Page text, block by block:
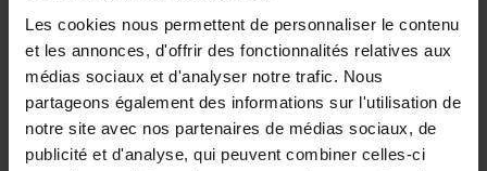
Les cookies nous permettent de personnaliser le contenu
et les annonces, d'offrir des fonctionnalités relatives aux
médias sociaux et d'analyser notre trafic. Nous
partageons également des informations sur l'utilisation de
notre site avec nos partenaires de médias sociaux, de
publicité et d'analyse, qui peuvent combiner celles-ci
Garé du 25/07/26 au 30/07/26
Parfait
Parfait